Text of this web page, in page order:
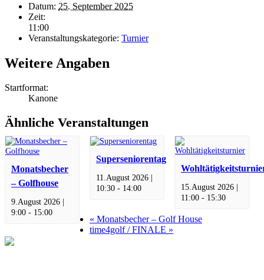
Datum: 25. September 2025
Zeit:
11:00
Veranstaltungskategorie: Turnier
Weitere Angaben
Startformat:
Kanone
Ähnliche Veranstaltungen
Monatsbecher
– Golfhouse
9.August 2026 |
9:00- 15:00
Superseniorentag
11.August 2026 |
10:30- 14:00
15.August 2026 |
11:00- 15:30
« Monatsbecher – Golf House
time4golf / FINALE »